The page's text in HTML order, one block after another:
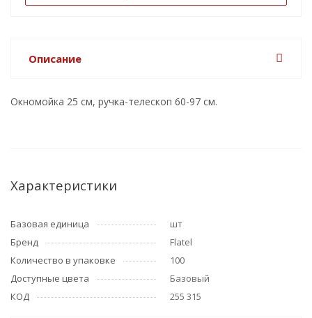
Описание
Окномойка 25 см, ручка-телескоп 60-97 см.
Характеристики
Базовая единица
шт
Бренд
Flatel
Количество в упаковке
100
Доступные цвета
Базовый
КОД
255 315